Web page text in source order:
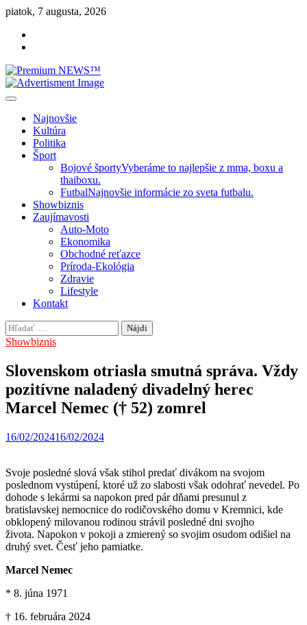
Skip
content
piatok, 7 augusta, 2026
Najnovšie
Kultúra
Politika
Šport
Bojové športyVyberáme to najlepšie z mma, boxu a
thaiboxu.
FutbalNajnovšie informácie zo sveta futbalu.
Showbiznis
Zaujímavosti
Auto-Moto
Ekonomika
Obchodné reťazce
Príroda-Ekológia
Zdravie
Lifestyle
Kontakt
Hľadať:
Showbiznis
Slovenskom otriasla smutná správa. Vždy
pozitívne naladený divadelný herec
Marcel Nemec († 52) zomrel
16/02/202416/02/2024
Svoje posledné slová však stihol predať divákom na svojom
poslednom vystúpení, ktoré už zo slabosti však odohrať nevedel. Po
dohode s lekármi sa napokon pred pár dňami presunul z
bratislavskej nemocnice do rodičovského domu v Kremnici, kde
obklopený milovanou rodinou strávil posledné dni svojho
života. Napokon v pokoji a zmierený so svojim osudom odišiel na
druhý svet. Česť jeho pamiatke.
Marcel Nemec
* 8. júna 1971
† 16. februára 2024